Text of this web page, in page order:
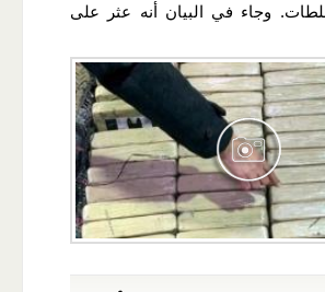
وجاء في البيان أنه عثر على